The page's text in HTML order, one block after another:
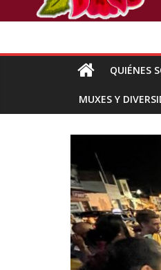
QUIÉNES
MUXES Y